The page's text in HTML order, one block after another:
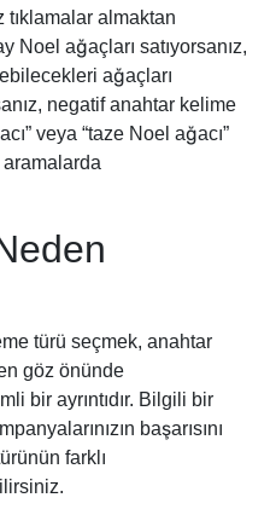
tıklamalar almaktan
Noel ağaçları satıyorsanız,
ağaçları
negatif anahtar kelime
veya “taze Noel ağacı”
aramalarda
türü seçmek, anahtar
göz önünde
bir ayrıntıdır. Bilgili bir
başarısını
farklı